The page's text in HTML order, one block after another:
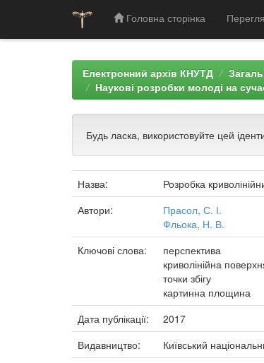
Головна сторінка
Електронний архів КНУТД
Наукові розробки молоді на
Будь ласка, використовуйте цей
Назва:
Розробка
Автори:
Прасол, С. І.
Фльока, Н. В.
Ключові слова:
перспектива
криволінійна
точки збігу
картинна площина
Дата публікації:
2017
Видавництво:
Київський